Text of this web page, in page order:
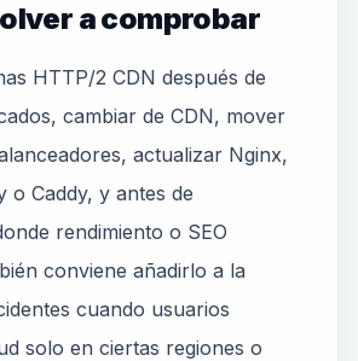
a comprobar
HTTP/2 CDN después de
cambiar de CDN, mover
actualizar Nginx,
o Caddy, y antes de
rendimiento o SEO
conviene añadirlo a la
cuando usuarios
solo en ciertas regiones o